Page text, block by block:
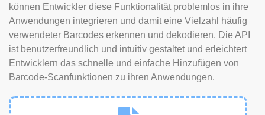
können Entwickler diese Funktionalität problemlos in ihre
Anwendungen integrieren und damit eine Vielzahl häufig
verwendeter Barcodes erkennen und dekodieren. Die API
ist benutzerfreundlich und intuitiv gestaltet und erleichtert
Entwicklern das schnelle und einfache Hinzufügen von
Barcode-Scanfunktionen zu ihren Anwendungen.